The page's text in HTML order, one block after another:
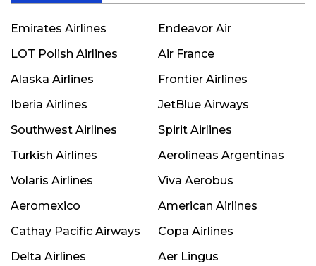
Emirates Airlines
Endeavor Air
LOT Polish Airlines
Air France
Alaska Airlines
Frontier Airlines
Iberia Airlines
JetBlue Airways
Southwest Airlines
Spirit Airlines
Turkish Airlines
Aerolineas Argentinas
Volaris Airlines
Viva Aerobus
Aeromexico
American Airlines
Cathay Pacific Airways
Copa Airlines
Delta Airlines
Aer Lingus